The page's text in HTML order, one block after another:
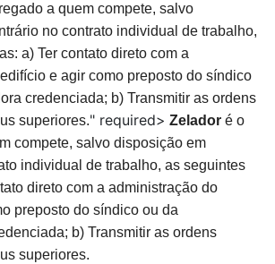
a quem compete, salvo
no contrato individual de trabalho,
a) Ter contato direto com a
e agir como preposto do síndico
credenciada; b) Transmitir as ordens
superiores." required> Zelador é o
compete, salvo disposição em
individual de trabalho, as seguintes
direto com a administração do
preposto do síndico ou da
b) Transmitir as ordens
superiores.